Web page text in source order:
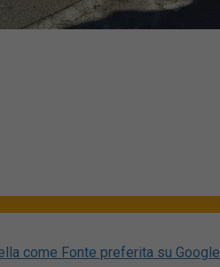
come Fonte preferita su Google